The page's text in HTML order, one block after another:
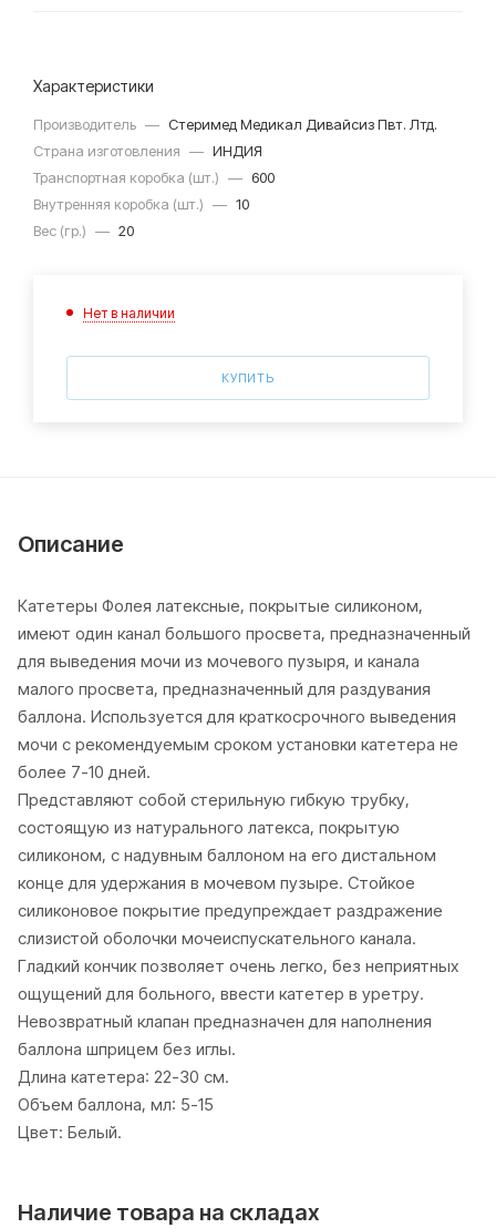
Характеристики
Производитель — Стеримед Медикал Дивайсиз Пвт. Лтд.
Страна изготовления — ИНДИЯ
Транспортная коробка (шт.) — 600
Внутренняя коробка (шт.) — 10
Вес (гр.) — 20
Нет в наличии
КУПИТЬ
Описание
Катетеры Фолея латексные, покрытые силиконом,
имеют один канал большого просвета, предназначенный
для выведения мочи из мочевого пузыря, и канала
малого просвета, предназначенный для раздувания
баллона. Используется для краткосрочного выведения
мочи с рекомендуемым сроком установки катетера не
более 7-10 дней.
Представляют собой стерильную гибкую трубку,
состоящую из натурального латекса, покрытую
силиконом, с надувным баллоном на его дистальном
конце для удержания в мочевом пузыре. Стойкое
силиконовое покрытие предупреждает раздражение
слизистой оболочки мочеиспускательного канала.
Гладкий кончик позволяет очень легко, без неприятных
ощущений для больного, ввести катетер в уретру.
Невозвратный клапан предназначен для наполнения
баллона шприцем без иглы.
Длина катетера: 22-30 см.
Объем баллона, мл: 5-15
Цвет: Белый.
Наличие товара на складах